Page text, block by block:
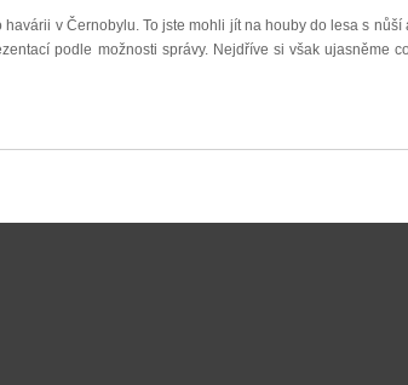
v Černobylu. To jste mohli jít na houby do lesa s nůší
podle možnosti správy. Nejdříve si však ujasněme